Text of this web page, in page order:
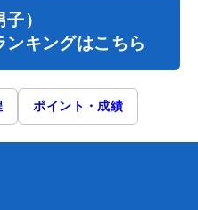
子）
ンキングはこちら
ポイント・成績